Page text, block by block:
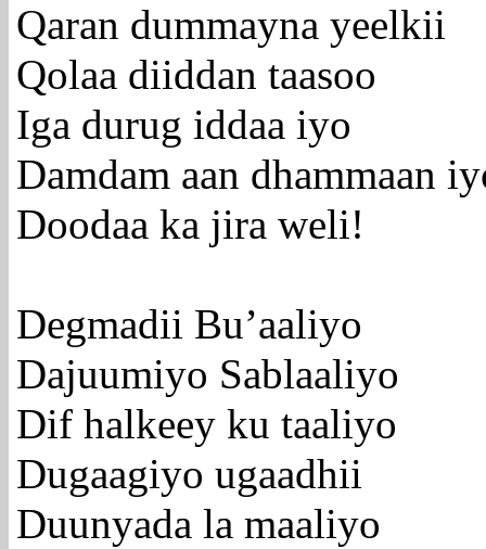
Qaran dummayna yeelkii
Qolaa diiddan taasoo
Iga durug iddaa iyo
Damdam aan dhammaan
Doodaa ka jira weli!
Degmadii Bu’aaliyo
Dajuumiyo Sablaaliyo
Dif halkeey ku taaliyo
Dugaagiyo ugaadhii
Duunyada la maaliyo